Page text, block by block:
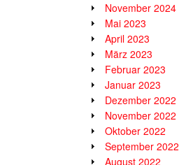
November 2024
Mai 2023
April 2023
März 2023
Februar 2023
Januar 2023
Dezember 2022
November 2022
Oktober 2022
September 2022
August 2022